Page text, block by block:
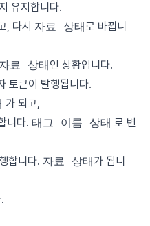
유지합니다.
, 다시 자료 상태로 바뀝니
자료 상태인 상황입니다.
토큰이 발행됩니다.
가 되고,
니다. 태그 이름 상태 로 변
합니다. 자료 상태가 됩니